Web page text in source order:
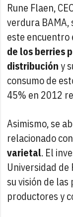
Rune Flaen,
verdura
este
de los berries
distribucióny
consumo de
45% en 2012
Asimismo, se
relacionado
varietal. El
Universidad
su visión de
productores y